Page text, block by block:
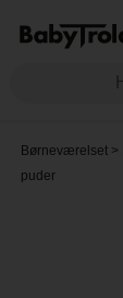
Børneværelset>
puder